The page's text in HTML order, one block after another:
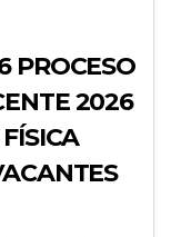
PROCESO
2026